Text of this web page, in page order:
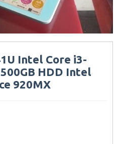
Intel Core i3-
HDD Intel
920MX